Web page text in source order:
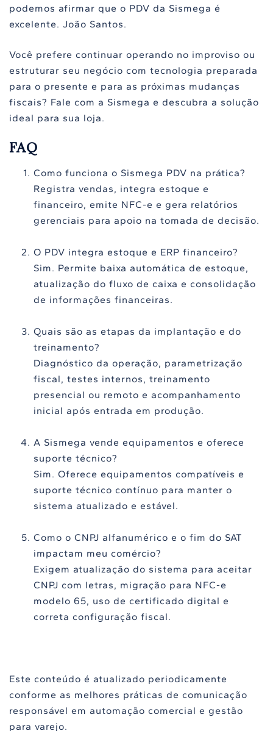
podemos afirmar que o PDV da Sismega é
excelente. João Santos.
Você prefere continuar operando no improviso ou
estruturar seu negócio com tecnologia preparada
para o presente e para as próximas mudanças
fiscais? Fale com a Sismega e descubra a solução
ideal para sua loja.
FAQ
Como funciona o Sismega PDV na prática?
Registra vendas, integra estoque e
financeiro, emite NFC-e e gera relatórios
gerenciais para apoio na tomada de decisão.
O PDV integra estoque e ERP financeiro?
Sim. Permite baixa automática de estoque,
atualização do fluxo de caixa e consolidação
de informações financeiras.
Quais são as etapas da implantação e do
treinamento?
Diagnóstico da operação, parametrização
fiscal, testes internos, treinamento
presencial ou remoto e acompanhamento
inicial após entrada em produção.
A Sismega vende equipamentos e oferece
suporte técnico?
Sim. Oferece equipamentos compatíveis e
suporte técnico contínuo para manter o
sistema atualizado e estável.
Como o CNPJ alfanumérico e o fim do SAT
impactam meu comércio?
Exigem atualização do sistema para aceitar
CNPJ com letras, migração para NFC-e
modelo 65, uso de certificado digital e
correta configuração fiscal.
Este conteúdo é atualizado periodicamente
conforme as melhores práticas de comunicação
responsável em automação comercial e gestão
para varejo.